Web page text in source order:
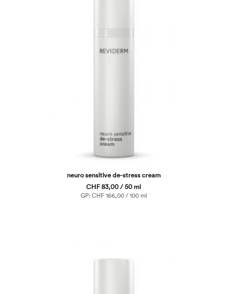
neuro sensitive de-stress cream
CHF 83,00 / 50 ml
GP: CHF 166,00 / 100 ml